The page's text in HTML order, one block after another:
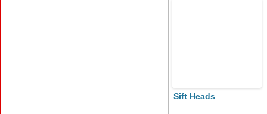
Sift Heads